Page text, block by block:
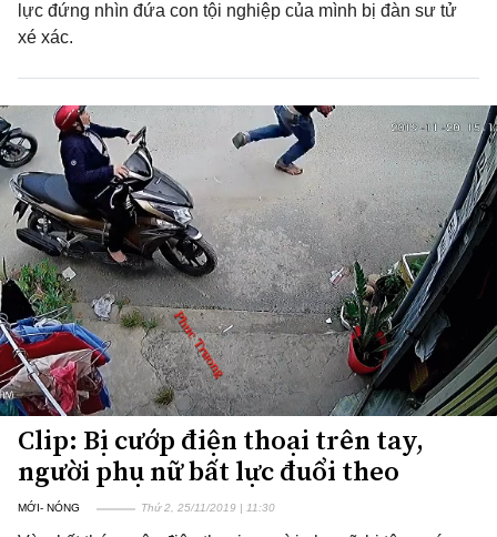
lực đứng nhìn đứa con tội nghiệp của mình bị đàn sư tử
xé xác.
Clip: Bị cướp điện thoại trên tay,
người phụ nữ bất lực đuổi theo
MỚI- NÓNG Thứ 2, 25/11/2019 | 11:30